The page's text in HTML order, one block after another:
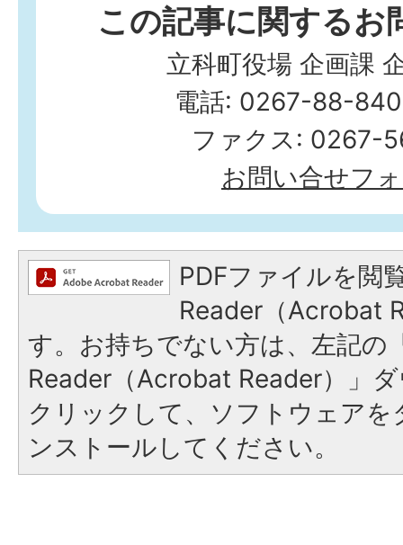
この記事に関するお
立科町役場 企画課
電話: 0267-88-
ファクス: 0267-
お問い合せフ
PDFファイルを閲
Reader（Acrobat
す。お持ちでない方は、左記の
Reader（Acrobat Reader）」
クリックして、ソフトウェア
ンストールしてください。